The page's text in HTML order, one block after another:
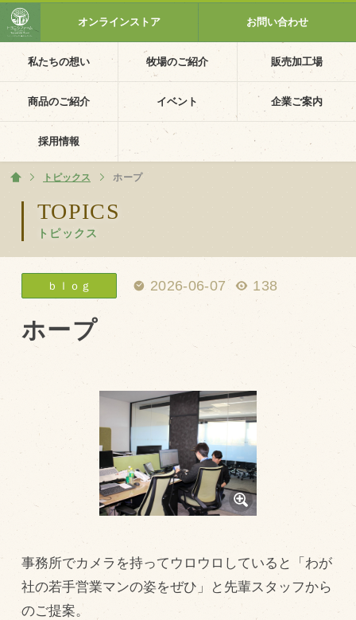
私たちの想い 牧場のご紹介 販売加工場
商品のご紹介 イベント 企業ご案内
採用情報
オンラインストア お問い合わせ
TOPICS
トピックス
ホーム
トピックス ホープ
ｂｌｏｇ 2026-06-07 138
ホープ
事務所でカメラを持ってウロウロしていると「わが
社の若手営業マンの姿をぜひ」と先輩スタッフから
のご提案。
ホーム
私たちの想い
PV動画
イベントカレンダー
イベント一覧
採用情報
企業ご案内
会社概要・沿革
アクセス
トピックス（新着順）
お知らせ
お客様の声
オリジナル投稿レシピ
十勝帯広の観光
採用情報
blog